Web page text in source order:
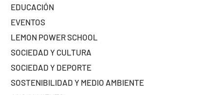
EDUCACIÓN
EVENTOS
LEMON POWER SCHOOL
SOCIEDAD Y CULTURA
SOCIEDAD Y DEPORTE
SOSTENIBILIDAD Y MEDIO AMBIENTE